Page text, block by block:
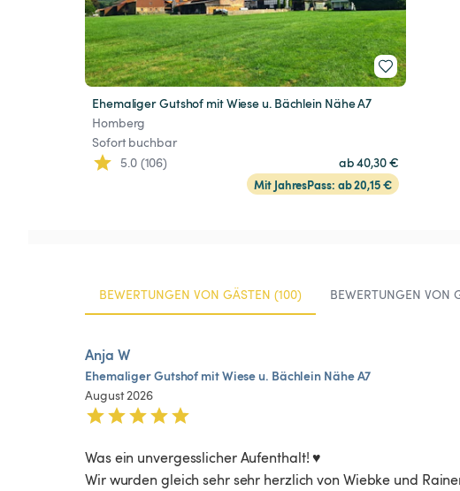
Ehemaliger Gutshof mit Wiese u. Bächlein Nähe A7
Homberg
Sofort buchbar
5.0 (106)
ab 40,30 €
Mit JahresPass: ab 20,15 €
BEWERTUNGEN VON GÄSTEN (100) BEWERTUNGEN VON
Anja W
EhemaligerGutshof mitWiese u. Bächlein NäheA7
August 2026
Was ein unvergesslicher Aufenthalt! ♥️
Wir wurden gleich sehr sehr herzlich von Wiebke und